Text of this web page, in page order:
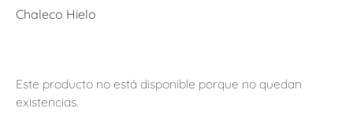
Chaleco Hielo
Este producto no está disponible porque no quedan
existencias.